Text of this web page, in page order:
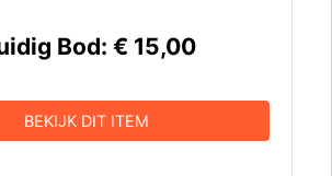
Bod: € 15,00
BEKIJK DIT ITEM